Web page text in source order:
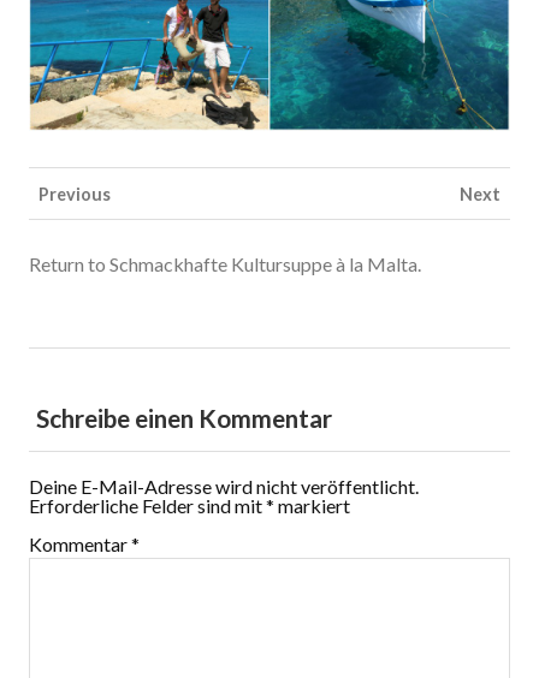
Previous Next
Return to Schmackhafte Kultursuppe à la Malta.
Schreibe einen Kommentar
Deine E-Mail-Adresse wird nicht veröffentlicht.
Erforderliche Felder sind mit* markiert
Kommentar*